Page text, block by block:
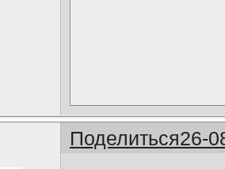
Поделиться26-